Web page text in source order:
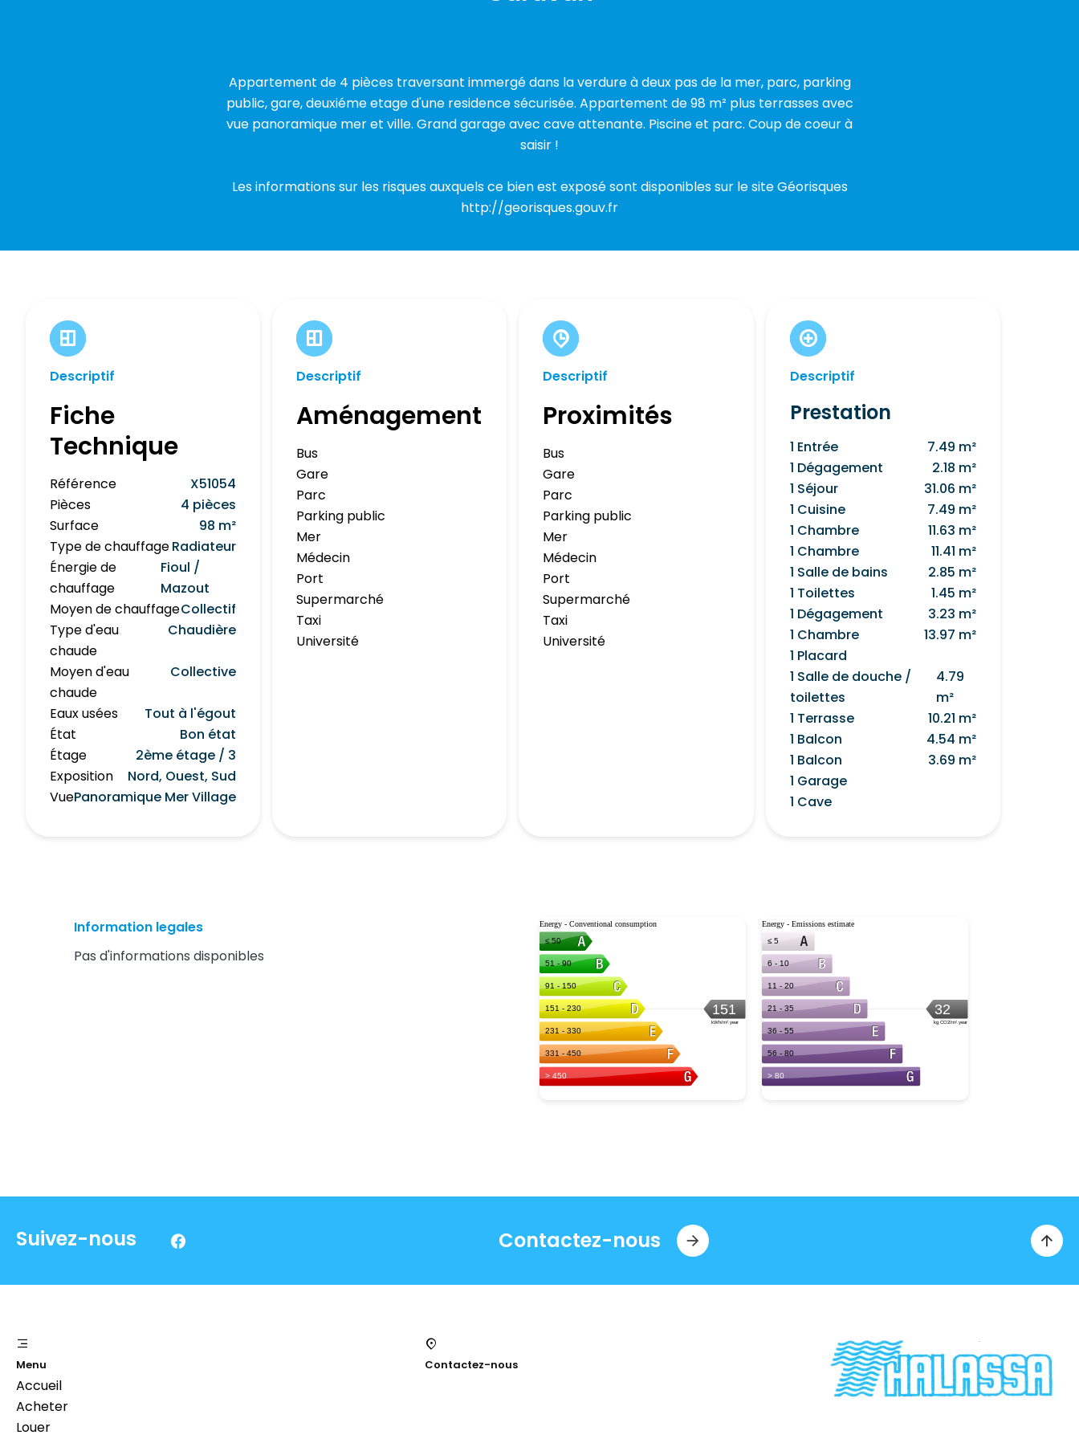
Appartement de 4 pièces traversant immergé dans la verdure à deux pas de la mer, parc, parking
public, gare, deuxiéme etage d'une residence sécurisée. Appartement de 98 m² plus terrasses avec
vue panoramique mer et ville. Grand garage avec cave attenante. Piscine et parc. Coup de coeur à
saisir !
Les informations sur les risques auxquels ce bien est exposé sont disponibles sur le site Géorisques
http://georisques.gouv.fr
Descriptif
Fiche
Technique
Référence
X51054
Pièces
4 pièces
Surface
98 m²
Type de chauffageRadiateur
Énergie de
chauffage
Fioul /
Mazout
Moyen de chauffageCollectif
Type d'eau
chaude
Chaudière
Moyen d'eau
chaude
Collective
Eaux usées
Tout à l'égout
État
Bon état
Étage
2ème étage / 3
Exposition
Nord, Ouest, Sud
VuePanoramique Mer Village
Descriptif
Aménagement
Bus
Gare
Parc
Parking public
Mer
Médecin
Port
Supermarché
Taxi
Université
Descriptif
Proximités
Bus
Gare
Parc
Parking public
Mer
Médecin
Port
Supermarché
Taxi
Université
Descriptif
Prestation
1 Entrée
7.49 m²
1 Dégagement
2.18 m²
1 Séjour
31.06 m²
1 Cuisine
7.49 m²
1 Chambre
11.63 m²
1 Chambre
11.41 m²
1 Salle de bains
2.85 m²
1 Toilettes
1.45 m²
1 Dégagement
3.23 m²
1 Chambre
13.97 m²
1 Placard
1 Salle de douche /
toilettes
4.79
m²
1 Terrasse
10.21 m²
1 Balcon
4.54 m²
1 Balcon
3.69 m²
1 Garage
1 Cave
Information legales
Pas d'informations disponibles
Suivez-nous Contactez-nous
Menu
Accueil
Acheter
Louer
Contactez-nous